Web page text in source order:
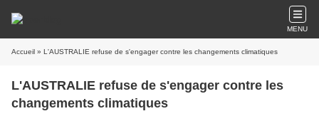
MENU
Accueil » L'AUSTRALIE refuse de s'engager contre les changements climatiques
L'AUSTRALIE refuse de s'engager contre les
changements climatiques